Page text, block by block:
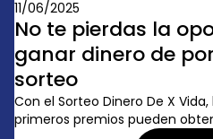
11/06/2025
No te pierdas la
ganar dinero de
sorteo
Con el Sorteo Dinero De X
primeros premios pueden